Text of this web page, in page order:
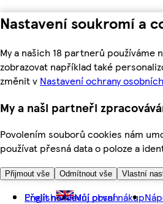
Nastavení soukromí a
My a našich 18 partnerů
zobrazovat například také
změnit v Nastavení ochrany
My a naši partneři
Povolením souborů cookies nám
používat přesná data o poloze a
Přijmout vše Odmítnout vše Vlastní
Přejít na hlavní obsah
English Můj první nákup